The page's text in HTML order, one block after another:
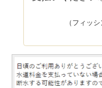
（フィッ